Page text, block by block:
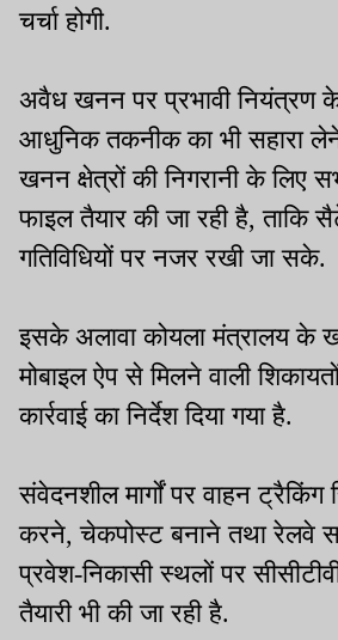
चर्चा होगी.
अवैध खनन पर प्रभावी नियंत्रण के
आधुनिक तकनीक का भी सहारा
खनन क्षेत्रों की निगरानी के लिए
फाइल तैयार की जा रही है, ताकि
गतिविधियों पर नजर रखी जा सके.
इसके अलावा कोयला मंत्रालय के
मोबाइल ऐप से मिलने वाली
कार्रवाई का निर्देश दिया गया है.
संवेदनशील मार्गों पर वाहन ट्रैकिंग
करने, चेकपोस्ट बनाने तथा रेलवे
प्रवेश-निकासी स्थलों पर
तैयारी भी की जा रही है.